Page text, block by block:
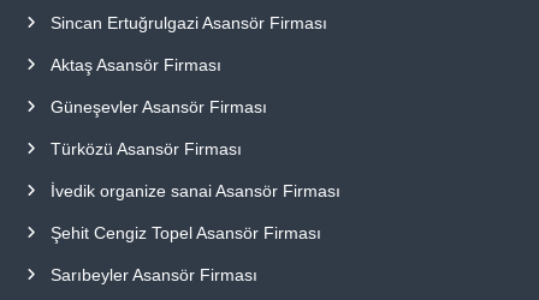
Sincan Ertuğrulgazi Asansör Firması
Aktaş Asansör Firması
Güneşevler Asansör Firması
Türközü Asansör Firması
İvedik organize sanai Asansör Firması
Şehit Cengiz Topel Asansör Firması
Sarıbeyler Asansör Firması